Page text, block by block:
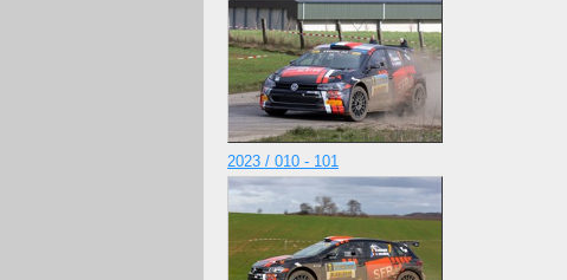
2023 / 010 - 101